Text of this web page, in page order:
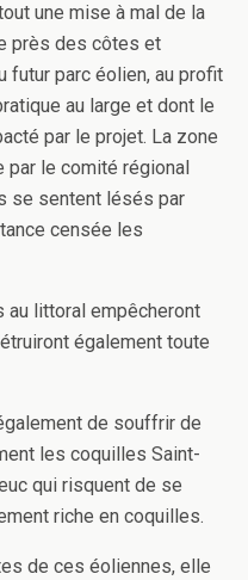
une mise à mal de la
près des côtes et
futur parc éolien, au profit
au large et dont le
par le projet. La zone
le comité régional
se sentent lésés par
censée les
au littoral empêcheront
également toute
de souffrir de
les coquilles Saint-
qui risquent de se
riche en coquilles.
de ces éoliennes, elle